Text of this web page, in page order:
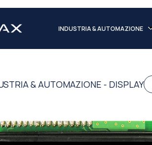
INDUSTRIA & AUTOMAZIONE
& AUTOMAZIONE - DISPLAY